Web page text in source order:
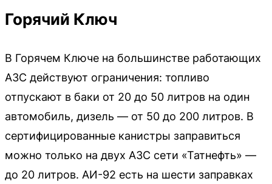
Горячий Ключ
В Горячем Ключе на большинстве работающих
АЗС действуют ограничения: топливо
отпускают в баки от 20 до 50 литров на один
автомобиль, дизель — от 50 до 200 литров. В
сертифицированные канистры заправиться
можно только на двух АЗС сети «Татнефть» —
до 20 литров. АИ-92 есть на шести заправках